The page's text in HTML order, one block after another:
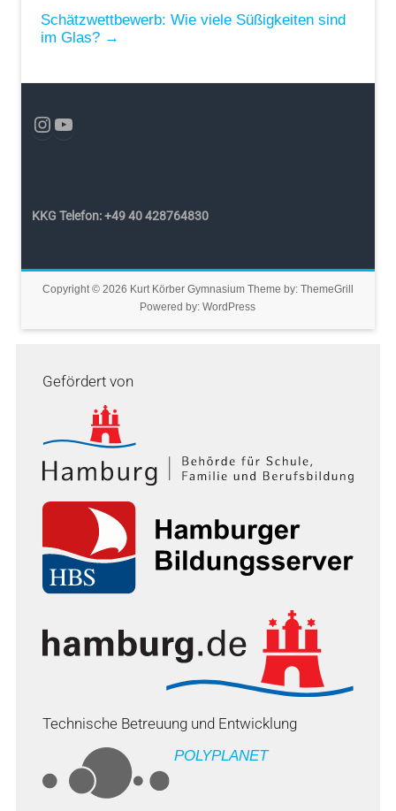
Schätzwettbewerb: Wie viele Süßigkeiten sind
im Glas? →
KKG Telefon: +49 40 428764830
Copyright © 2026 Kurt Körber GymnasiumTheme by: ThemeGrill
Powered by:WordPress
Gefördert von
Technische Betreuung und Entwicklung
POLYPLANET